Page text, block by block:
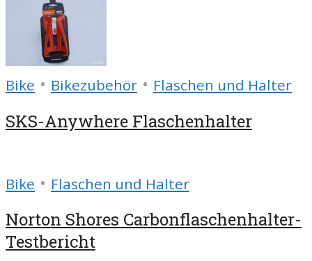
Bike • Bikezubehör • Flaschen und Halter
SKS-Anywhere Flaschenhalter
Bike • Flaschen und Halter
Norton Shores Carbonflaschenhalter-
Testbericht